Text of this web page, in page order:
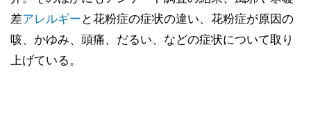
差アレルギー と花粉症の症状の違い、花粉症が原因の
咳、かゆみ、頭痛、だるい、などの症状について取り
上げている。